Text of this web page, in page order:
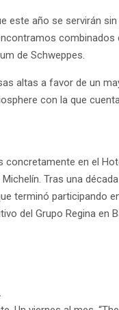
este año se servirán
combinados
de Schweppes.
altas a favor de un
con la que
en el
Tras una
terminó participando
del Grupo Regina en